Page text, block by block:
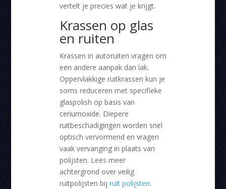
vertelt je precies wat je krijgt.
Krassen op glas
en ruiten
Krassen in autoruiten vragen om
een andere aanpak dan lak.
Oppervlakkige ruitkrassen kun je
soms reduceren met specifieke
glaspolish op basis van
ceriumoxide. Diepere
ruitbeschadigingen worden snel
optisch vervormend en vragen
vaak vervanging in plaats van
polijsten. Lees meer
achtergrond over veilig
ruitpolijsten bij ruit polijsten.